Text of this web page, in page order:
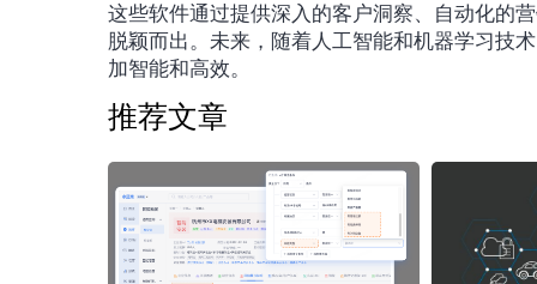
这些软件通过提供深入的客户洞察、自动化的
脱颖而出。未来，随着人工智能和机器学习技
加智能和高效。
推荐文章